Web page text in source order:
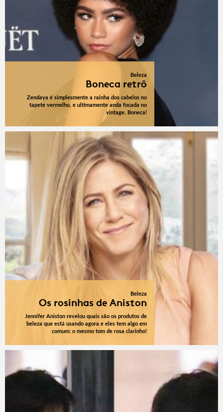
Beleza
Boneca retrô
Zendaya é simplesmente a rainha dos cabelos no
tapete vermelho, e ultimamente anda focada no
vintage. Boneca!
Beleza
Os rosinhas de Aniston
Jennifer Aniston revelou quais são os produtos de
beleza que está usando agora e eles tem algo em
comum: o mesmo tom de rosa clarinho!